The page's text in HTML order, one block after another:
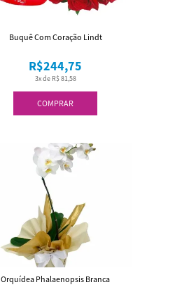
COMPRAR
3x de R$ 81,58
R$244,75
Buquê Com Coração Lindt
Orquídea Phalaenopsis Branca